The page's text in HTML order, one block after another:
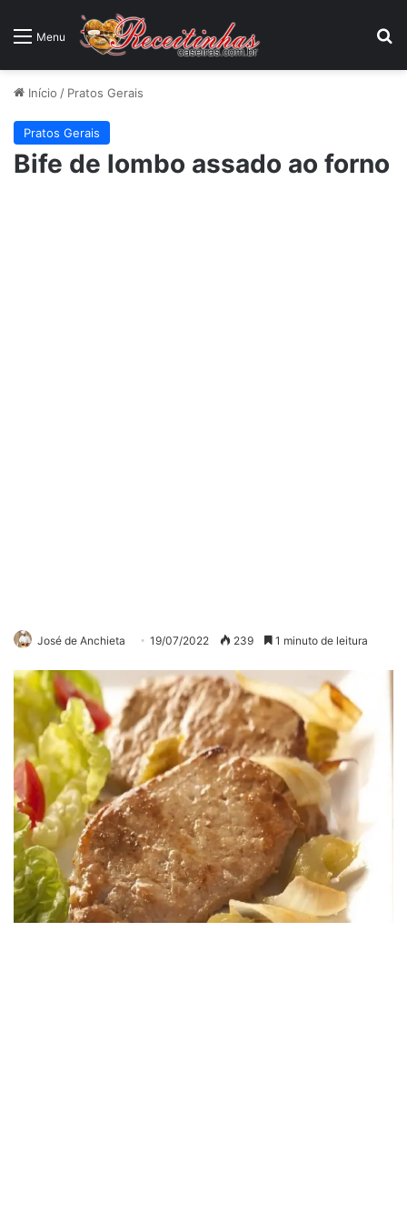
Menu
Início / Pratos Gerais
Pratos Gerais
Bife de lombo assado ao forno
José de Anchieta 19/07/2022 239 1 minuto de leitura